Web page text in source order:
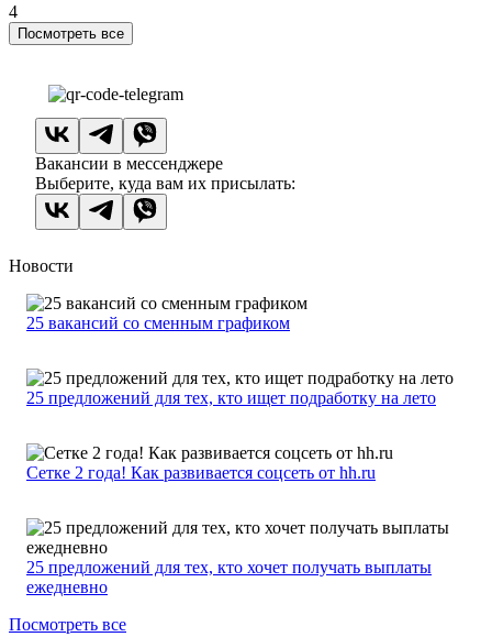
4
Посмотреть все
Вакансии в мессенджере
Выберите, куда вам их присылать:
Новости
25 вакансий со сменным графиком
25 предложений для тех, кто ищет подработку на лето
Сетке 2 года! Как развивается соцсеть от hh.ru
25 предложений для тех, кто хочет получать выплаты
ежедневно
Посмотреть все